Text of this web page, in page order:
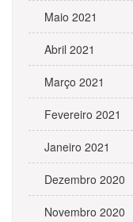
Maio 2021
Abril 2021
Março 2021
Fevereiro 2021
Janeiro 2021
Dezembro 2020
Novembro 2020